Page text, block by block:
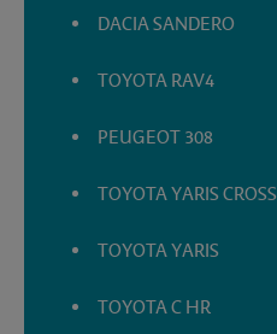
DACIA SANDERO
TOYOTA RAV4
PEUGEOT 308
TOYOTA YARIS CROSS
TOYOTA YARIS
TOYOTA C HR